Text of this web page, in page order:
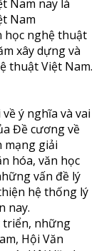
Nam nay là
Nam
học nghệ thuật
xây dựng và
thuật Việt Nam.
ý nghĩa và vai
Đề cương về
mạng giải
hóa, văn học
vấn đề lý
hệ thống lý
nay.
triển, những
Hội Văn